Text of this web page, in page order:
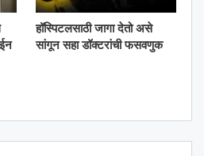
हॉस्पिटलसाठी जागा देतो असे
सांगून सहा डॉक्टरांची फसवणुक